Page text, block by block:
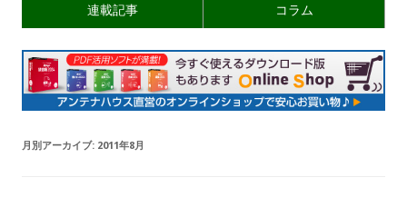
連載記事 コラム
月別アーカイブ: 2011年8月